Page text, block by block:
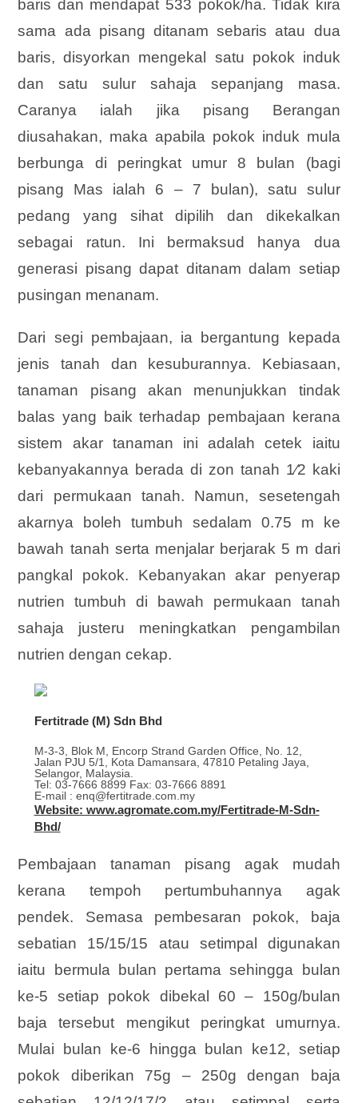
baris dan mendapat 533 pokok/ha. Tidak kira
sama ada pisang ditanam sebaris atau dua
baris, disyorkan mengekal satu pokok induk
dan satu sulur sahaja sepanjang masa.
Caranya ialah jika pisang Berangan
diusahakan, maka apabila pokok induk mula
berbunga di peringkat umur 8 bulan (bagi
pisang Mas ialah 6 – 7 bulan), satu sulur
pedang yang sihat dipilih dan dikekalkan
sebagai ratun. Ini bermaksud hanya dua
generasi pisang dapat ditanam dalam setiap
pusingan menanam.
Dari segi pembajaan, ia bergantung kepada
jenis tanah dan kesuburannya. Kebiasaan,
tanaman pisang akan menunjukkan tindak
balas yang baik terhadap pembajaan kerana
sistem akar tanaman ini adalah cetek iaitu
kebanyakannya berada di zon tanah 1⁄2 kaki
dari permukaan tanah. Namun, sesetengah
akarnya boleh tumbuh sedalam 0.75 m ke
bawah tanah serta menjalar berjarak 5 m dari
pangkal pokok. Kebanyakan akar penyerap
nutrien tumbuh di bawah permukaan tanah
sahaja justeru meningkatkan pengambilan
nutrien dengan cekap.
Fertitrade (M) Sdn Bhd
M-3-3, Blok M, Encorp Strand Garden Office, No. 12,
Jalan PJU 5/1, Kota Damansara, 47810 Petaling Jaya,
Selangor, Malaysia.
Tel: 03-7666 8899 Fax: 03-7666 8891
E-mail : enq@fertitrade.com.my
Website: www.agromate.com.my/Fertitrade-M-Sdn-
Bhd/
Pembajaan tanaman pisang agak mudah
kerana tempoh pertumbuhannya agak
pendek. Semasa pembesaran pokok, baja
sebatian 15/15/15 atau setimpal digunakan
iaitu bermula bulan pertama sehingga bulan
ke-5 setiap pokok dibekal 60 – 150g/bulan
baja tersebut mengikut peringkat umurnya.
Mulai bulan ke-6 hingga bulan ke12, setiap
pokok diberikan 75g – 250g dengan baja